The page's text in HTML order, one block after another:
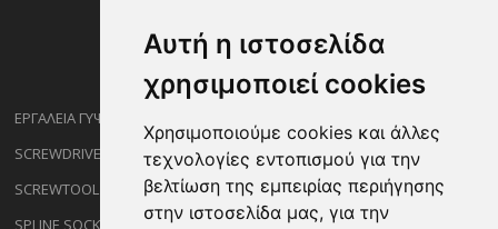
Αυτή η ιστοσελίδα
χρησιμοποιεί cookies
Χρησιμοποιούμε cookies και άλλες
τεχνολογίες εντοπισμού για την
βελτίωση της εμπειρίας περιήγησης
στην ιστοσελίδα μας, για την
ΕΡΓΑΛΕΙΑ ΓΥΨΟΣΑΝΙΔΑΣ
SCREWDRIVERS
SCREWTOOL NOZZLES
SPLINE SOCKETS